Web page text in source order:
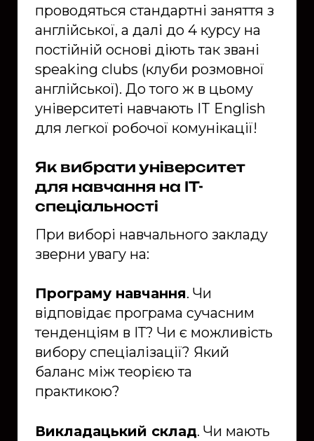
проводяться стандартні заняття з
англійської, а далі до 4 курсу на
постійній основі діють так звані
speaking clubs (клуби розмовної
англійської). До того ж в цьому
університеті навчають IT English
для легкої робочої комунікації!
Як вибрати університет
для навчання на ІТ-
спеціальності
При виборі навчального закладу
зверни увагу на:
Програму навчання. Чи
відповідає програма сучасним
тенденціям в ІТ? Чи є можливість
вибору спеціалізації? Який
баланс між теорією та
практикою?
Викладацький склад. Чи мають